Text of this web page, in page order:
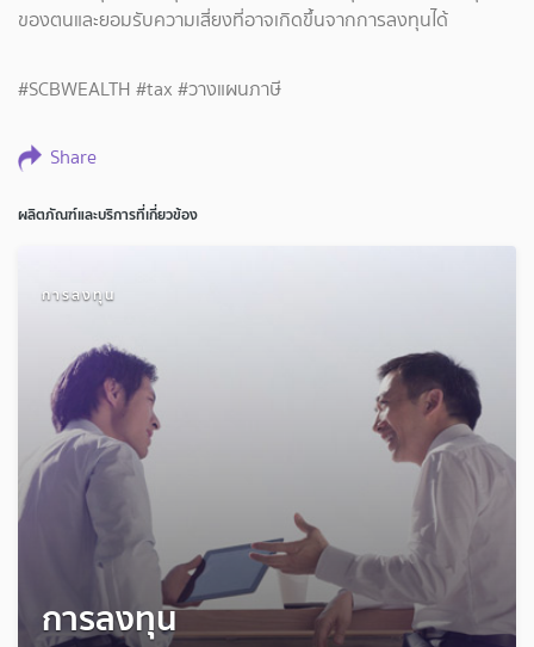
ของตนและยอมรับความเสี่ยงที่อาจเกิดขึ้นจากการลงทุนได้
#SCBWEALTH #tax #วางแผนภาษี
Share
ผลิตภัณฑ์และบริการที่เกี่ยวข้อง
การลงทุน
การลงทุน